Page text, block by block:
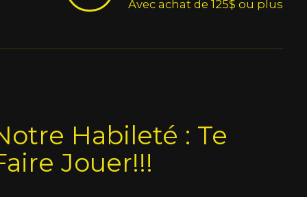
Avec achat de 125$ ou plus
Habileté : Te
Jouer!!!